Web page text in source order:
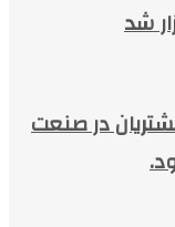
شد
در صنعت